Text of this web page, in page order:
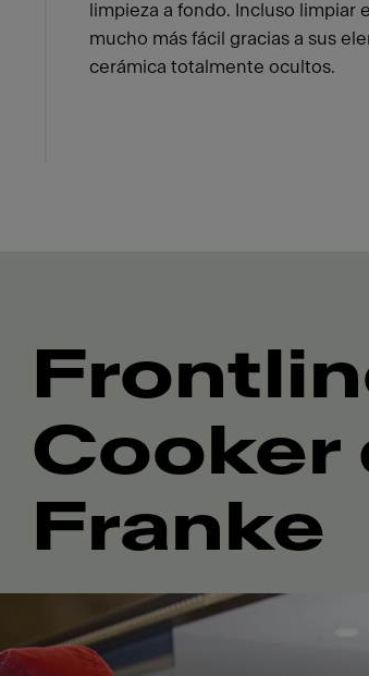
limpieza a fondo. Incluso limpiar
mucho más fácil gracias a sus
cerámica totalmente ocultos.
Cooker
Franke